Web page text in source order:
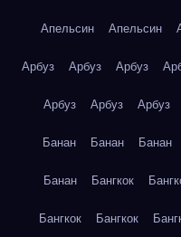
Апельсин Апельсин
Арбуз Арбуз Арбуз
Арбуз Арбуз Арбуз
Банан Банан Банан
Банан Бангкок
Бангкок Бангкок